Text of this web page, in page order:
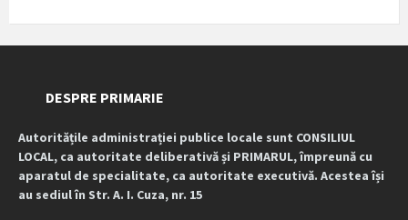
DESPRE PRIMARIE
Autoritățile administrației publice locale sunt CONSILIUL
LOCAL, ca autoritate deliberativă și PRIMARUL, împreună cu
aparatul de specialitate, ca autoritate executivă. Acestea își
au sediul în Str. A. I. Cuza, nr. 15